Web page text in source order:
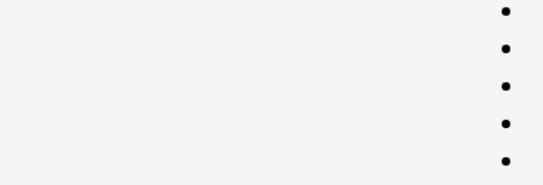
youtube
Linkedin
instagram
snapchat
Telegram